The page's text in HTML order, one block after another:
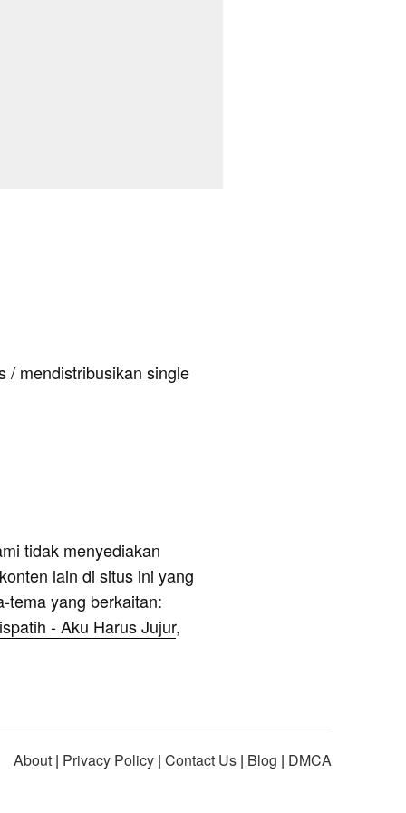
/ mendistribusikan single
tidak menyediakan
lain di situs ini yang
tema yang berkaitan:
- Aku Harus Jujur,
About | Privacy Policy | Contact Us | Blog | DMCA